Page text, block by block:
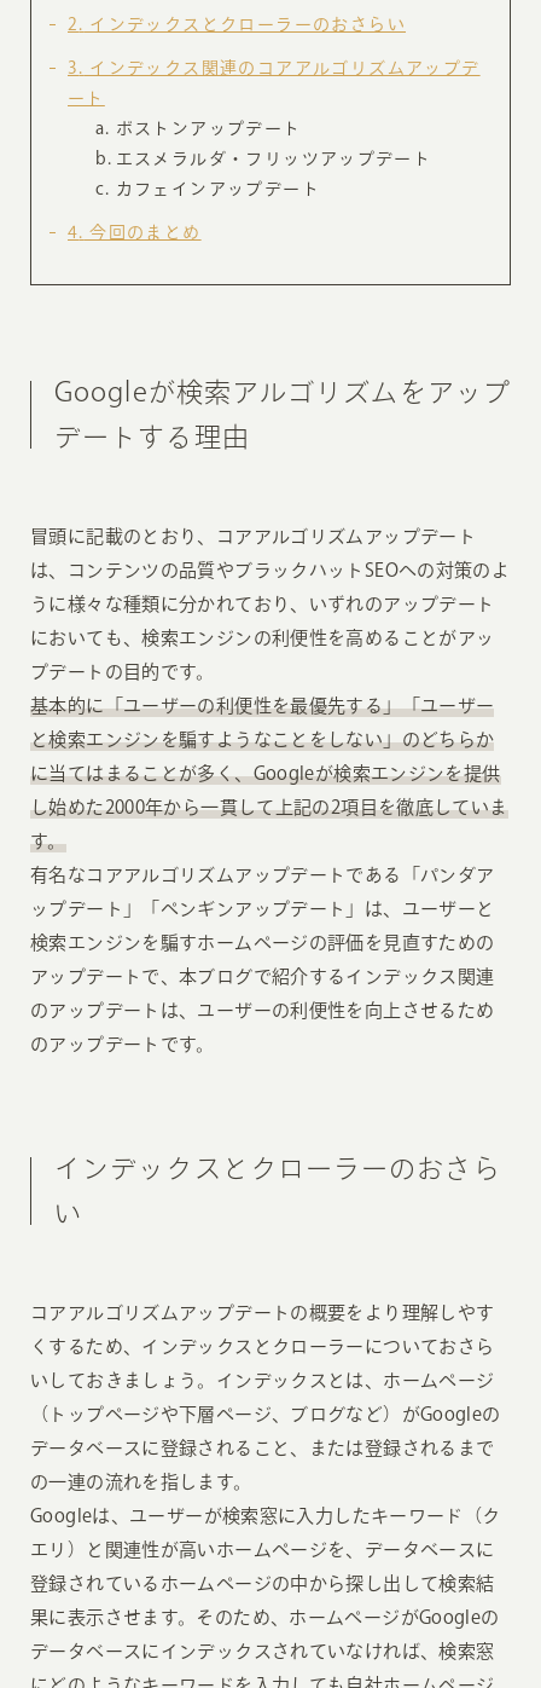
2 インデックスとクローラーのおさらい
3
インデックス関連のコアアルゴリズムアップデ
ート
ボストンアップデート
エスメラルダ・フリッツアップデート
カフェインアップデート
4 今回のまとめ
Googleが検索アルゴリズムをアップ
デートする理由
冒頭に記載のとおり、コアアルゴリズムアップデート
は、コンテンツの品質やブラックハットSEOへの対策のよ
うに様々な種類に分かれており、いずれのアップデート
においても、検索エンジンの利便性を高めることがアッ
プデートの目的です。
基本的に「ユーザーの利便性を最優先する」「ユーザー
と検索エンジンを騙すようなことをしない」のどちらか
に当てはまることが多く、Googleが検索エンジンを提供
し始めた2000年から一貫して上記の2項目を徹底していま
す。
有名なコアアルゴリズムアップデートである「パンダア
ップデート」「ペンギンアップデート」は、ユーザーと
検索エンジンを騙すホームページの評価を見直すための
アップデートで、本ブログで紹介するインデックス関連
のアップデートは、ユーザーの利便性を向上させるため
のアップデートです。
インデックスとクローラーのおさら
い
コアアルゴリズムアップデートの概要をより理解しやす
くするため、インデックスとクローラーについておさら
いしておきましょう。インデックスとは、ホームページ
（トップページや下層ページ、ブログなど）がGoogleの
データベースに登録されること、または登録されるまで
の一連の流れを指します。
Googleは、ユーザーが検索窓に入力したキーワード（ク
エリ）と関連性が高いホームページを、データベースに
登録されているホームページの中から探し出して検索結
果に表示させます。そのため、ホームページがGoogleの
データベースにインデックスされていなければ、検索窓